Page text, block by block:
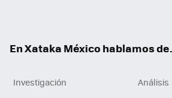
En Xataka México hablamos
Investigación
Análisis